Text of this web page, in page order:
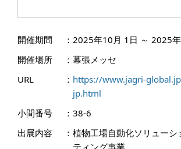
開催期間 ： 2025年10月 1日 ～ 2025
開催場所
： 幕張メッセ
URL
： https://www.jagri-
jp.html
小間番号
： 38-6
出展内容
： 植物工場自動化ソリューシ
ティング事業